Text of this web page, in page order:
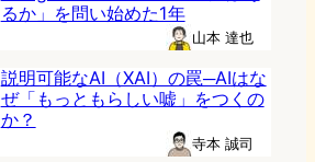
るか」を問い始めた1年
山本 達也
説明可能なAI（XAI）の罠─AIはな
ぜ「もっともらしい嘘」をつくの
か？
寺本 誠司